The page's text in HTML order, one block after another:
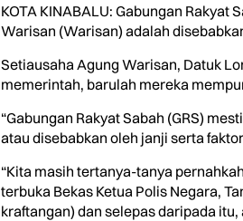
KOTA KINABALU: Gabungan
Warisan (Warisan) adalah
Setiausaha Agung Warisan, Datuk
memerintah, barulah mereka
“Gabungan Rakyat Sabah (GRS)
atau disebabkan oleh janji serta
“Kita masih tertanya-tanya
terbuka Bekas Ketua Polis Negara,
kraftangan) dan selepas daripada